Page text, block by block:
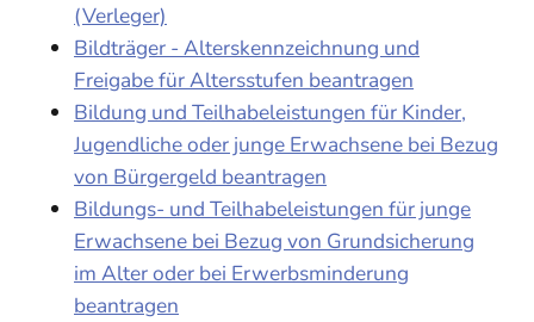
(Verleger)
Bildträger - Alterskennzeichnung und
Freigabe für Altersstufen beantragen
Bildung und Teilhabeleistungen für Kinder,
Jugendliche oder junge Erwachsene bei Bezug
von Bürgergeld beantragen
Bildungs- und Teilhabeleistungen für junge
Erwachsene bei Bezug von Grundsicherung
im Alter oder bei Erwerbsminderung
beantragen